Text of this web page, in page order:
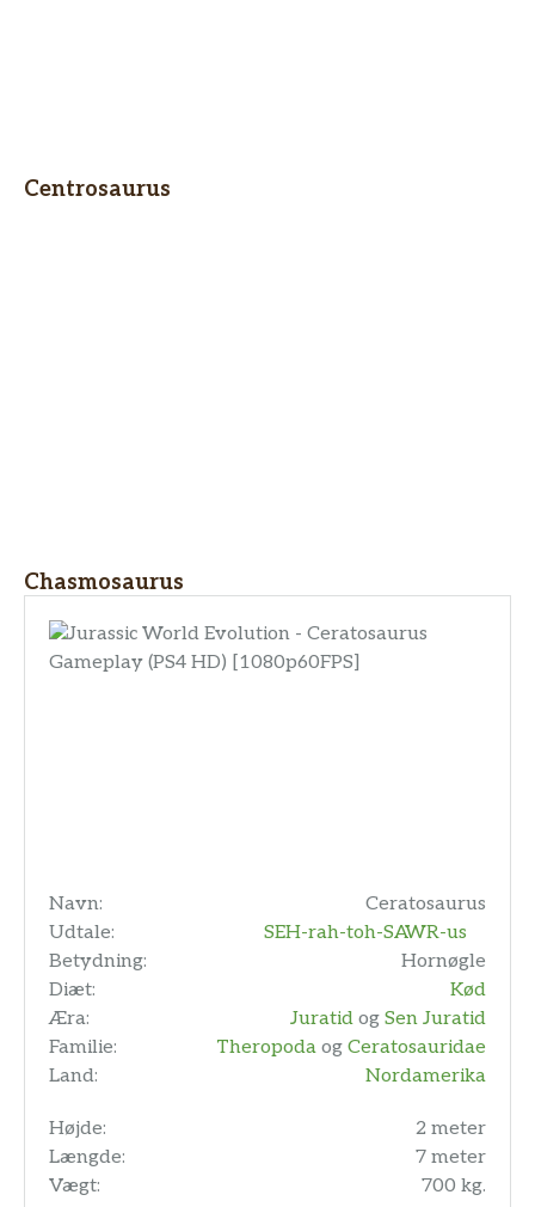
Centrosaurus
Chasmosaurus
Navn:
Ceratosaurus
Udtale:
SEH-rah-toh-SAWR-us
Betydning:
Hornøgle
Diæt:
Kød
Æra:
Juratid og Sen Juratid
Familie:
Theropoda og Ceratosauridae
Land:
Nordamerika
Højde:
2 meter
Længde:
7 meter
Vægt:
700 kg.